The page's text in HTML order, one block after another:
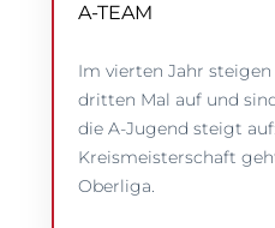
A-TEAM
Im vierten Jahr
dritten Mal auf und
die A-Jugend steigt
Kreismeisterschaft
Oberliga.